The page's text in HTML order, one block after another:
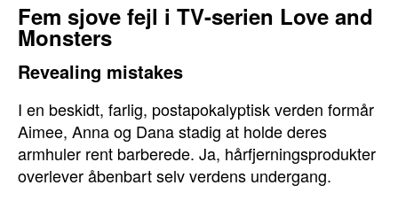
Fem sjove fejl i TV-serien Love and
Monsters
Revealing mistakes
I en beskidt, farlig, postapokalyptisk verden formår
Aimee, Anna og Dana stadig at holde deres
armhuler rent barberede. Ja, hårfjerningsprodukter
overlever åbenbart selv verdens undergang.